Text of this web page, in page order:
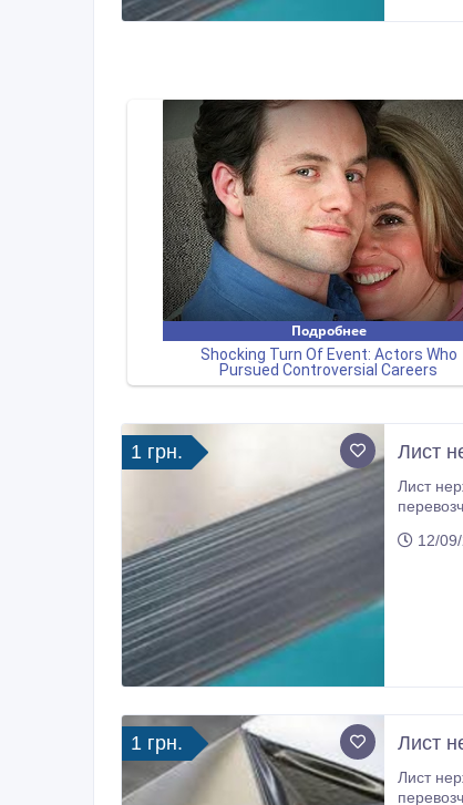
1 грн. Лист
Лист
перевозчиком САТ. Стоимость доставки зависит от
12/
1 грн. Лист
Лист
перевозчиком Ночной экспресс,